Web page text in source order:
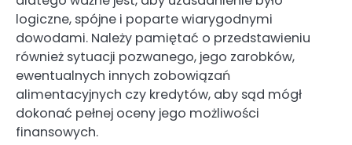
logiczne, spójne i poparte wiarygodnymi
dowodami. Należy pamiętać o przedstawieniu
również sytuacji pozwanego, jego zarobków,
ewentualnych innych zobowiązań
alimentacyjnych czy kredytów, aby sąd mógł
dokonać pełnej oceny jego możliwości
finansowych.